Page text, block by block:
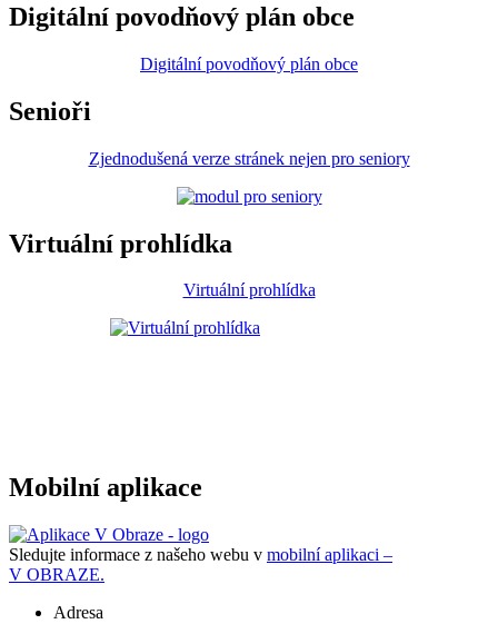
Digitální povodňový plán obce
Digitální povodňový plán obce
Senioři
Zjednodušená verze stránek nejen pro seniory
Virtuální prohlídka
Virtuální prohlídka
Mobilní aplikace
Sledujte informace z našeho webu v mobilní aplikaci –
V OBRAZE.
Adresa